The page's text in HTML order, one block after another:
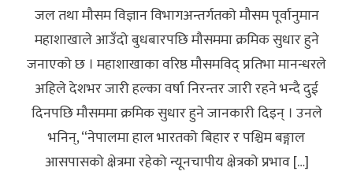
जल तथा मौसम विज्ञान विभागअन्तर्गतको मौसम पूर्वानुमान
महाशाखाले आउँदो बुधबारपछि मौसममा क्रमिक सुधार हुने
जनाएको छ । महाशाखाका वरिष्ठ मौसमविद् प्रतिभा मानन्धरले
अहिले देशभर जारी हल्का वर्षा निरन्तर जारी रहने भन्दै दुई
दिनपछि मौसममा क्रमिक सुधार हुने जानकारी दिइन् । उनले
भनिन्, “नेपालमा हाल भारतको बिहार र पश्चिम बङ्गाल
आसपासको क्षेत्रमा रहेको न्यूनचापीय क्षेत्रको प्रभाव […]